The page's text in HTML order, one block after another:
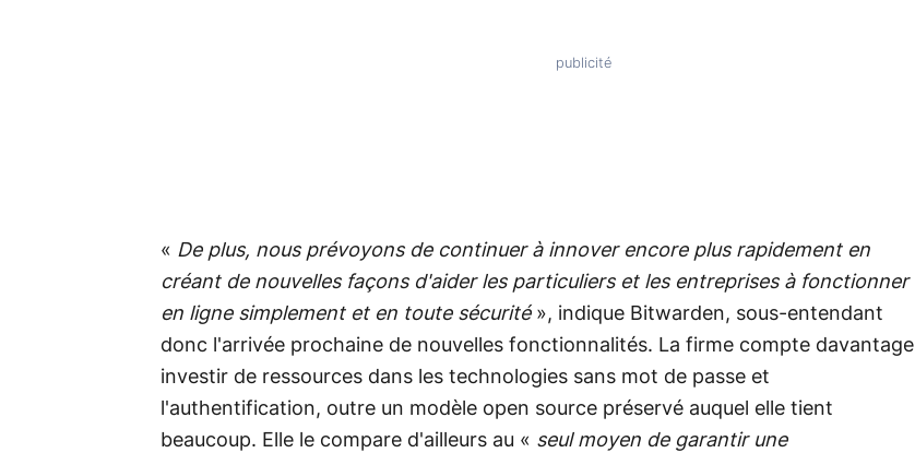
« De plus, nous prévoyons de continuer à innover encore plus rapidement en
créant de nouvelles façons d'aider les particuliers et les entreprises à fonctionner
en ligne simplement et en toute sécurité», indique Bitwarden, sous-entendant
donc l'arrivée prochaine de nouvelles fonctionnalités. La firme compte davantage
investir de ressources dans les technologies sans mot de passe et
l'authentification, outre un modèle open source préservé auquel elle tient
beaucoup. Elle le compare d'ailleurs au « seul moyen de garantir une